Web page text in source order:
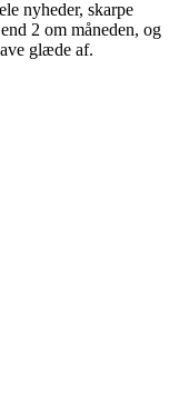
nyheder, skarpe
2 om måneden, og
glæde af.